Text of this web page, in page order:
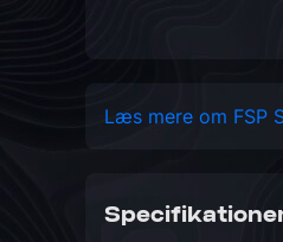
Læs mere om FSP